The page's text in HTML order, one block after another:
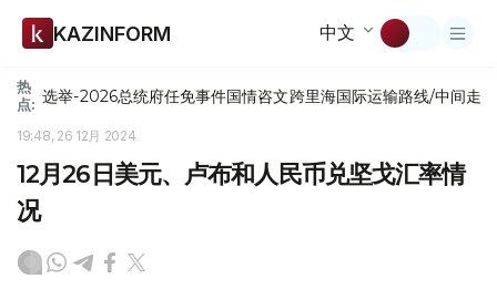
KAZINFORM 中文
热
点: 选举-2026总统府任免事件国情咨文跨里海国际运输路线/中间走廊
19:48, 26 12月 2024
12月26日美元、卢布和人民币兑坚戈汇率情
况